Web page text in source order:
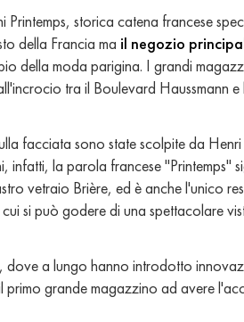
storica catena francese
della Francia ma il negozio
della moda parigina. I grandi
tra il Boulevard Haussmann e
facciata sono state scolpite da
infatti, la parola francese "Printemps"
vetraio Brière, ed è anche l'unico
si può godere di una spettacolare
dove a lungo hanno introdotto
grande magazzino ad avere